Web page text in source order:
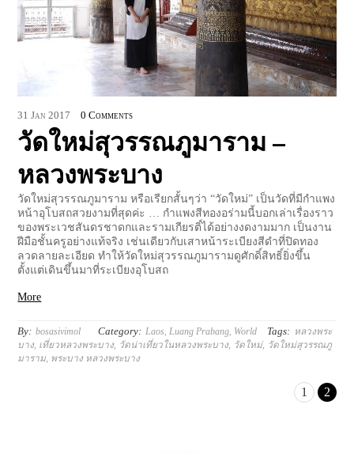
31 Jan 2017 0 Comments
วัดใหม่สุวรรณภูมาราม –
หลวงพระบาง
วัดใหม่สุวรรณภูมาราม หรือเรียกสั้นๆว่า “วัดใหม่” เป็นวัดที่มีกำแพง
หน้าอุโบสถสวยงามที่สุดค่ะ … กำแพงสีทองอร่ามนี้บอกเล่าเรื่องราว
ของพระเวชสันดรชาดกและรามเกียรติ์ได้อย่างงดงามมาก เป็นงาน
ฝีมือชั้นครูอย่างแท้จริง เช่นเดียวกับเสาหน้าระเบียงสีดำที่ปิดทอง
ลวดลายละเอียด ทำให้วัดใหม่สุวรรณภูมารามดูศักดิ์สิทธิ์ยิ่งขึ้น
ตั้งแต่เดินขึ้นมาที่ระเบียงอุโบสถ
More
By: bosasivimol Category: Laos,Luang Prabang, World Tags: หลวงพระ
บาง, เที่ยวหลวงพระบาง, วัดน่าเที่ยวในหลวงพระบาง, วัดใหม่, วัดใหม่สุวรรณภู
มาราม, พระบาง หลวงพระบาง
1 2